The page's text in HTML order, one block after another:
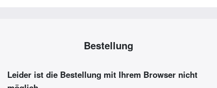
Bestellung
Leider ist die Bestellung mit Ihrem Browser nicht